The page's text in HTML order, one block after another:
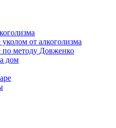
от алкоголизма
по методу Довженко
дом